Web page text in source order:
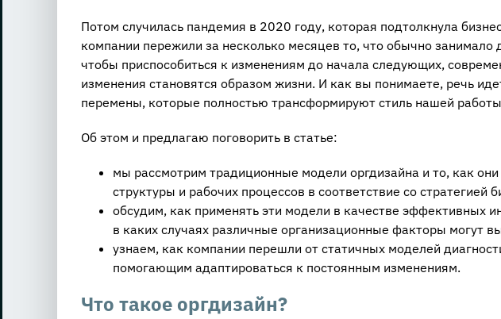
Потом случилась пандемия в 2020 году, которая подтолкнула
компании пережили за несколько месяцев то, что обычно занимало
чтобы приспособиться к изменениям до начала следующих,
изменения становятся образом жизни. И как вы понимаете, речь
перемены, которые полностью трансформируют стиль нашей
Об этом и предлагаю поговорить в статье:
мы рассмотрим традиционные модели оргдизайна и то, как
структуры и рабочих процессов в соответствие со стратегией
обсудим, как применять эти модели в качестве эффективных
в каких случаях различные организационные факторы могут
узнаем, как компании перешли от статичных моделей
помогающим адаптироваться к постоянным изменениям.
Что такое оргдизайн?